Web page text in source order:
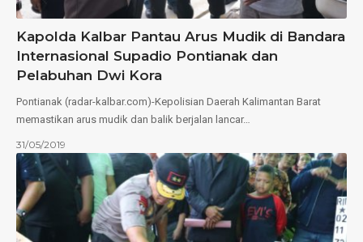
Kapolda Kalbar Pantau Arus Mudik di Bandara
Internasional Supadio Pontianak dan
Pelabuhan Dwi Kora
Pontianak (radar-kalbar.com)-Kepolisian Daerah Kalimantan Barat
memastikan arus mudik dan balik berjalan lancar…
31/05/2019